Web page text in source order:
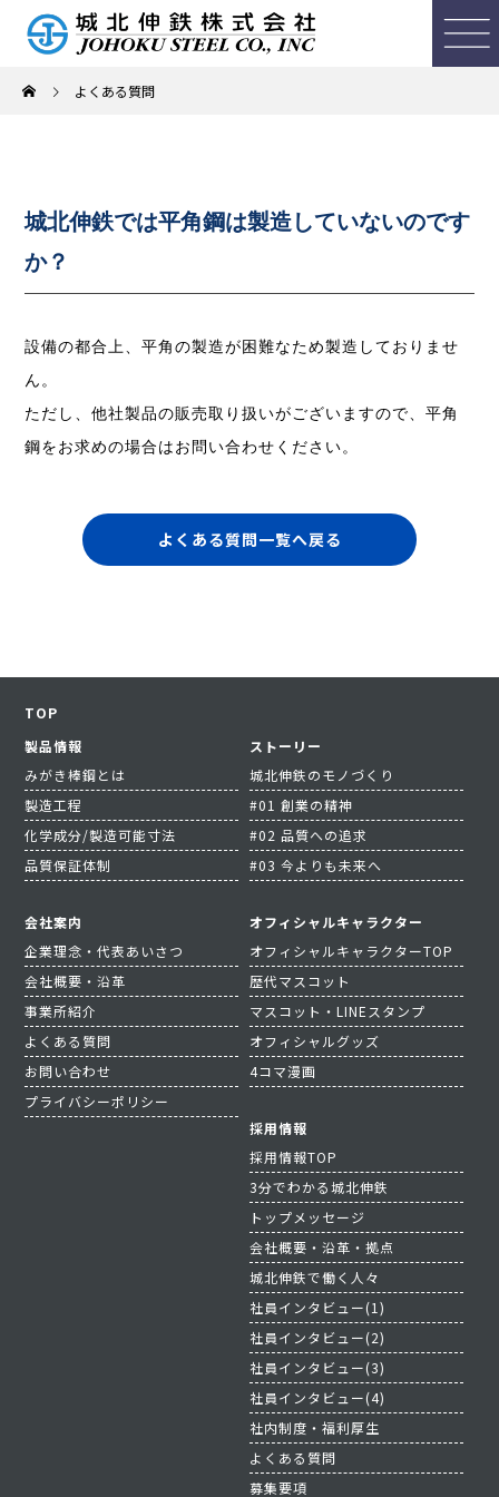
よくある質問
城北伸鉄では平角鋼は製造していないのです
か？
設備の都合上、平角の製造が困難なため製造しておりませ
ん。
ただし、他社製品の販売取り扱いがございますので、平角
鋼をお求めの場合はお問い合わせください。
よくある質問一覧へ戻る
TOP
製品情報
みがき棒鋼とは
製造工程
化学成分/製造可能寸法
品質保証体制
ストーリー
城北伸鉄のモノづくり
#01 創業の精神
#02 品質への追求
#03 今よりも未来へ
会社案内
企業理念・代表あいさつ
会社概要・沿革
事業所紹介
よくある質問
お問い合わせ
プライバシーポリシー
オフィシャルキャラクター
オフィシャルキャラクターTOP
歴代マスコット
マスコット・LINEスタンプ
オフィシャルグッズ
4コマ漫画
採用情報
採用情報TOP
3分でわかる城北伸鉄
トップメッセージ
会社概要・沿革・拠点
城北伸鉄で働く人々
社員インタビュー(1)
社員インタビュー(2)
社員インタビュー(3)
社員インタビュー(4)
社内制度・福利厚生
よくある質問
募集要項